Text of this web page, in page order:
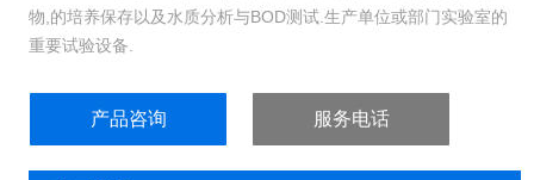
物,的培养保存以及水质分析与BOD测试.生产单位或部门实验室的
重要试验设备.
产品咨询 服务电话